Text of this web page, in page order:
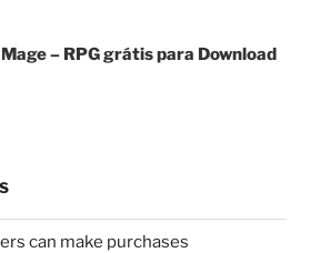
– RPG grátis para Download
can make purchases